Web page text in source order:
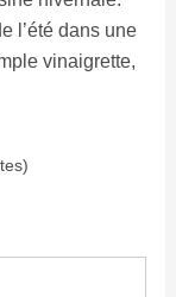
l’été dans une
vinaigrette,